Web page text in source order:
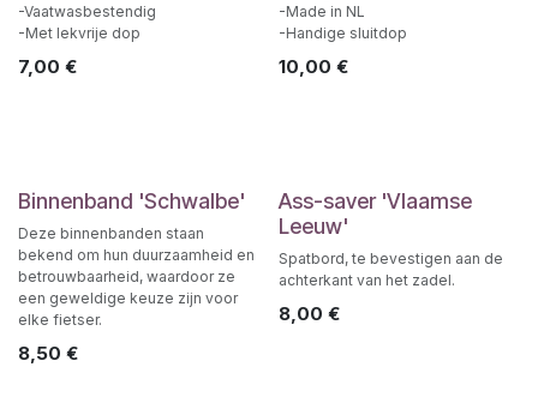
-Vaatwasbestendig
-Met lekvrije dop
7,00 €
-Made in NL
-Handige sluitdop
10,00 €
Binnenband 'Schwalbe'
Deze binnenbanden staan
bekend om hun duurzaamheid en
betrouwbaarheid, waardoor ze
een geweldige keuze zijn voor
elke fietser.
8,50 €
Ass-saver 'Vlaamse
Leeuw'
Spatbord, te bevestigen aan de
achterkant van het zadel.
8,00 €